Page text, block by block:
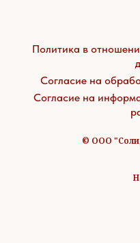
Политика в
Согласие на
Согласие на
© ООО